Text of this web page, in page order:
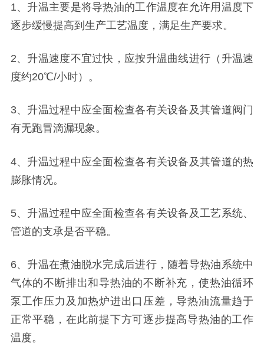
1、升温主要是将导热油的工作温度在允许用温度下
逐步缓慢提高到生产工艺温度，满足生产要求。
2、 升温速度不宜过快，应按升温曲线进行（升温速
度约20℃/小时）。
3、升温过程中应全面检查各有关设备及其管道阀门
有无跑冒滴漏现象。
4、升温过程中应全面检查各有关设备及其管道的热
膨胀情况。
5、升温过程中应全面检查各有关设备及工艺系统、
管道的支承是否平稳。
6、升温在煮油脱水完成后进行，随着导热油系统中
气体的不断排出和导热油的不断补充，使热油循环
泵工作压力及加热炉进出口压差，导热油流量趋于
正常平稳，在此前提下方可逐步提高导热油的工作
温度。